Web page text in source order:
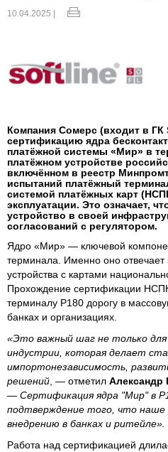
10.04.2025 |
Компания Сомерс (входит в
сертификацию ядра
платёжной системы «Мир» в
платёжном устройстве
включённом в реестр
испытаний платёжный
системой платёжных карт
эксплуатации. Это означает,
устройство в своей
согласований с регулятором.
Ядро «Мир» — ключевой
терминала. Именно оно отвечает
устройства с картами
Прохождение сертификации
терминалу Р180 дорогу в
банках и организациях.
«Это важный шаг не только
индустрии, которая делает
импортонезависимость,
решений , — отметил Александр
— Сертификация ядра "Мир" в
подтверждение того, что
внедрению в банках и ритейле».
Работа над сертификацией